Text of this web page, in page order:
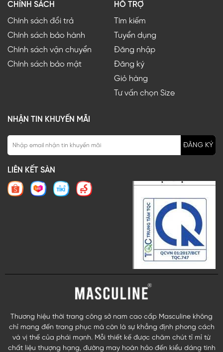
CHÍNH SÁCH
Chính sách đổi trả
Chính sách bảo hành
Chính sách vận chuyển
Chính sách bảo mật
HỖ TRỢ
Tìm kiếm
Tuyển dụng
Đăng nhập
Đăng ký
Giỏ hàng
Tư vấn chọn Size
NHẬN TIN KHUYẾN MÃI
ĐĂNG KÝ
LIÊN KẾT SÀN
Thương hiệu thời trang công sở nam cao cấp Masculine không
chỉ mang đến trang phục mà còn là sự khẳng định phong cách
và vị thế của phái mạnh. Mỗi thiết kế được chăm chút tỉ mỉ từ
chất liệu thượng hạng, đường may hoàn hảo đến kiểu dáng tinh